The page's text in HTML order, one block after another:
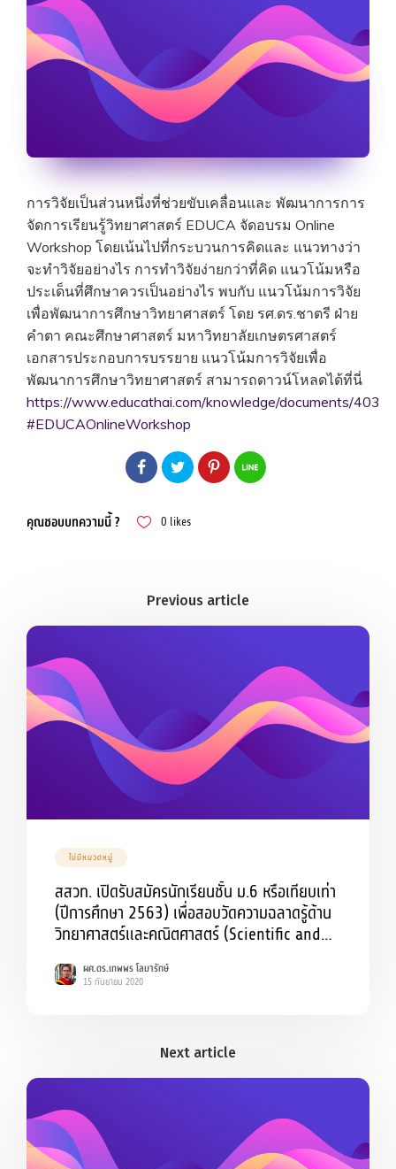
การวิจัยเป็นส่วนหนึ่งที่ช่วยขับเคลื่อนและ พัฒนาการการ
จัดการเรียนรู้วิทยาศาสตร์ EDUCA จัดอบรม Online
Workshop โดยเน้นไปที่กระบวนการคิดและ แนวทางว่า
จะทำวิจัยอย่างไร การทำวิจัยง่ายกว่าที่คิด แนวโน้มหรือ
ประเด็นที่ศึกษาควรเป็นอย่างไร พบกับ แนวโน้มการวิจัย
เพื่อพัฒนาการศึกษาวิทยาศาสตร์ โดย รศ.ดร.ชาตรี ฝ่าย
คำตา คณะศึกษาศาสตร์ มหาวิทยาลัยเกษตรศาสตร์
เอกสารประกอบการบรรยาย แนวโน้มการวิจัยเพื่อ
พัฒนาการศึกษาวิทยาศาสตร์ สามารถดาวน์โหลดได้ที่นี่
https://www.educathai.com/knowledge/documents/403
#EDUCAOnlineWorkshop
คุณชอบบทความนี้ ? 0 likes
ไม่มีหมวดหมู่
สสวท. เปิดรับสมัครนักเรียนชั้น ม.6 หรือเทียบเท่า
(ปีการศึกษา 2563) เพื่อสอบวัดความฉลาดรู้ด้าน
วิทยาศาสตร์และคณิตศาสตร์ (Scientific and
ปลายผศ.ดร.เทพพร โลมารักษ์
15 กันยายน 2020